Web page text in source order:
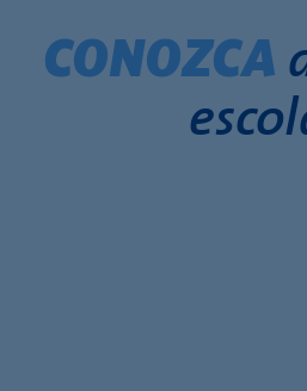
CONOZCA